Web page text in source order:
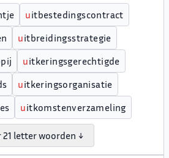
uitbestedingscontract
uitbreidingsstrategie
uitkeringsgerechtigde
uitkeringsorganisatie
uitkomstenverzameling
21 letter woorden ↓